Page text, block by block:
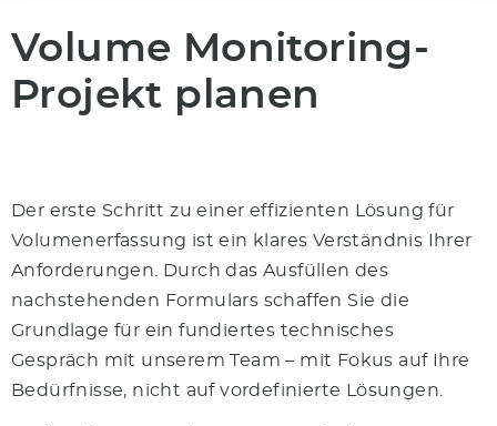
Volume Monitoring-
Projekt planen
Der erste Schritt zu einer effizienten Lösung für
Volumenerfassung ist ein klares Verständnis Ihrer
Anforderungen. Durch das Ausfüllen des
nachstehenden Formulars schaffen Sie die
Grundlage für ein fundiertes technisches
Gespräch mit unserem Team – mit Fokus auf Ihre
Bedürfnisse, nicht auf vordefinierte Lösungen.